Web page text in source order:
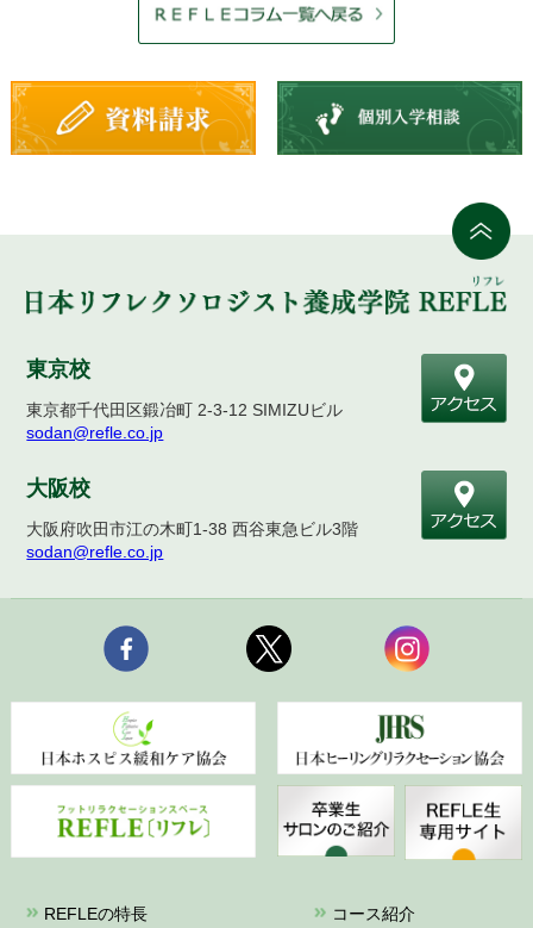
東京校
東京都千代田区鍛冶町 2-3-12 SIMIZUビル
sodan@refle.co.jp
大阪校
大阪府吹田市江の木町1-38 西谷東急ビル3階
sodan@refle.co.jp
REFLEの特長 コース紹介